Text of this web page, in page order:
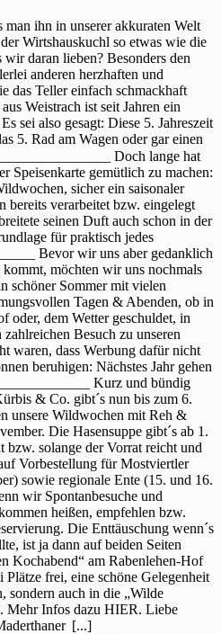
ihn in unserer akkuraten Welt
Wirtshauskuchl so etwas wie die
daran lieben? Besonders den
anderen herzhaften und
das Teller einfach schmackhaft
Weistrach ist seit Jahren ein
sei also gesagt: Diese 5. Jahreszeit
5. Rad am Wagen oder gar einen
Doch lange hat
Speisenkarte gemütlich zu machen:
sicher ein saisonaler
verarbeitet bzw. eingelegt
seinen Duft auch schon in der
für praktisch jedes
Bevor wir uns aber gedanklich
möchten wir uns nochmals
schöner Sommer mit vielen
Tagen & Abenden, ob in
oder, dem Wetter geschuldet, in
Besuch zu unseren
waren, dass Werbung dafür nicht
beruhigen: Nächstes Jahr gehen
Kurz und bündig
& Co. gibt´s nun bis zum 6.
unsere Wildwochen mit Reh &
Die Hasensuppe gibt´s ab 1.
bzw. solange der Vorrat reicht und
Vorbestellung für Mostviertler
sowie regionale Ente (15. und 16.
wir Spontanbesuche und
heißen, empfehlen bzw.
Die Enttäuschung wenn´s
ist ja dann auf beiden Seiten
Kochabend“ am Rabenlehen-Hof
frei, eine schöne Gelegenheit
sondern auch in die „Wilde
Mehr Infos dazu HIER. Liebe
[...]